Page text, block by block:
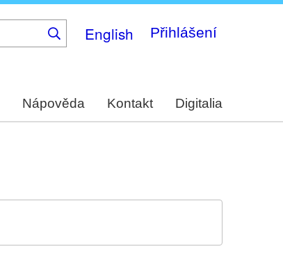
English Přihlášení
Nápověda Kontakt Digitalia